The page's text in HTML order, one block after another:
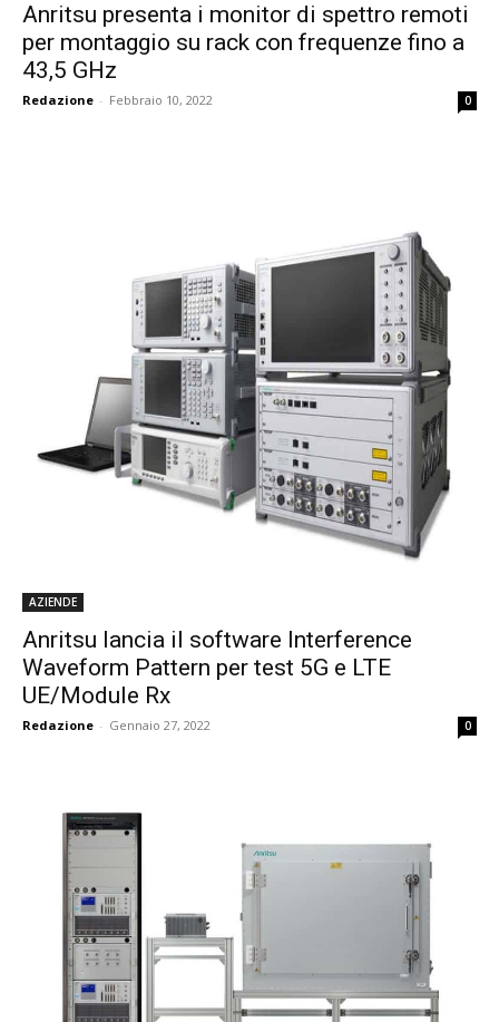
Anritsu presenta i monitor di spettro remoti
per montaggio su rack con frequenze fino a
43,5 GHz
Redazione - Febbraio 10, 2022 0
AZIENDE
Anritsu lancia il software Interference
Waveform Pattern per test 5G e LTE
UE/Module Rx
Redazione - Gennaio 27, 2022 0